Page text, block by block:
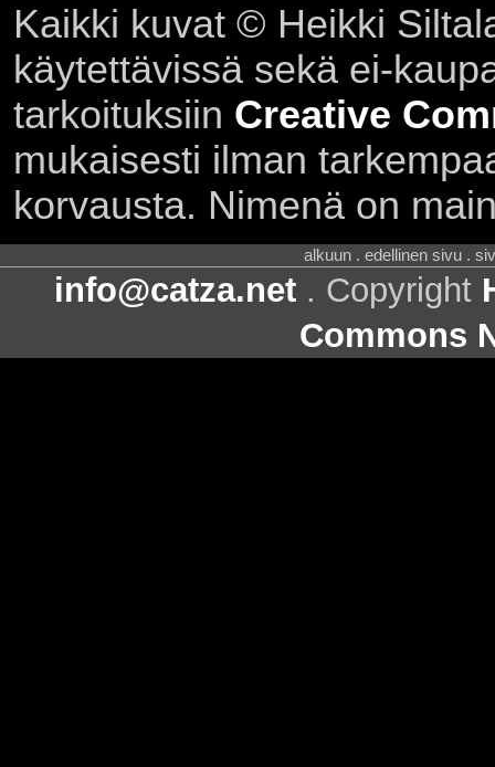
Kaikki kuvat © Heikki
käytettävissä sekä ei-
tarkoituksiin Creative
mukaisesti ilman
korvausta. Nimenä on
alkuun . edellinen sivu .
info@catza.net . Copyright
Commons